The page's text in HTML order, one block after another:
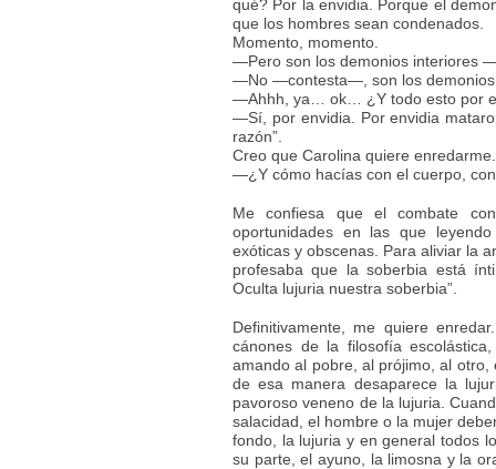
qué? Por la envidia. Porque el
que los hombres sean condenados.
Momento, momento.
—Pero son los demonios interiores
—No —contesta—, son los demonios
—Ahhh, ya… ok… ¿Y todo esto por
—Sí, por envidia. Por envidia
razón”.
Creo que Carolina quiere
—¿Y cómo hacías con el cuerpo,
Me confiesa que el combate
oportunidades en las que
exóticas y obscenas. Para aliviar la
profesaba que la soberbia está
Oculta lujuria nuestra soberbia”.
Definitivamente, me quiere
cánones de la filosofía
amando al pobre, al prójimo, al
de esa manera desaparece la
pavoroso veneno de la lujuria.
salacidad, el hombre o la mujer
fondo, la lujuria y en general todos
su parte, el ayuno, la limosna y la